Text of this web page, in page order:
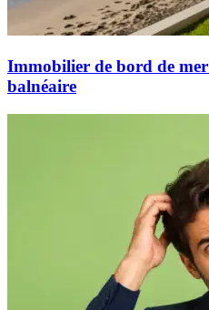
Immobilier de bord de
balnéaire